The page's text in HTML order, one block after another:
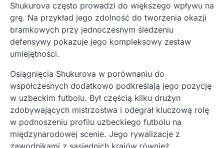
Shukurova często prowadzi do większego wpływu na
grę. Na przykład jego zdolność do tworzenia okazji
bramkowych przy jednoczesnym śledzeniu
defensywy pokazuje jego kompleksowy zestaw
umiejętności.
Osiągnięcia Shukurova w porównaniu do
współczesnych dodatkowo podkreślają jego pozycję
w uzbeckim futbolu. Był częścią kilku drużyn
zdobywających mistrzostwa i odegrał kluczową rolę
w podnoszeniu profilu uzbeckiego futbolu na
międzynarodowej scenie. Jego rywalizacje z